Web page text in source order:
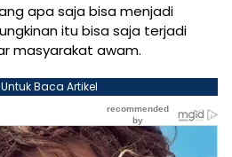
apa saja bisa menjadi
itu bisa saja terjadi
masyarakat awam.
Baca Artikel